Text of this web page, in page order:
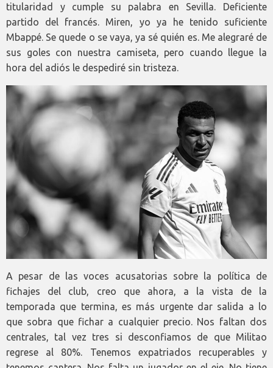
titularidad y cumple su palabra en Sevilla. Deficiente
partido del francés. Miren, yo ya he tenido suficiente
Mbappé. Se quede o se vaya, ya sé quién es. Me alegraré de
sus goles con nuestra camiseta, pero cuando llegue la
hora del adiós le despediré sin tristeza.
A pesar de las voces acusatorias sobre la política de
fichajes del club, creo que ahora, a la vista de la
temporada que termina, es más urgente dar salida a lo
que sobra que fichar a cualquier precio. Nos faltan dos
centrales, tal vez tres si desconfiamos de que Militao
regrese al 80%. Tenemos expatriados recuperables y